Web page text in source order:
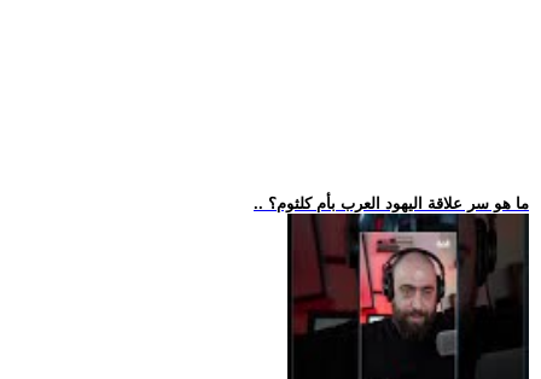
.. ما هو سر علاقة اليهود العرب بأم كلثوم؟